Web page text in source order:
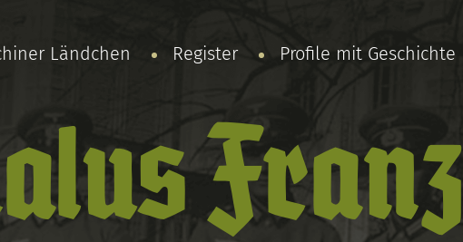
Ländchen Register Profile mit Geschichte
Franz